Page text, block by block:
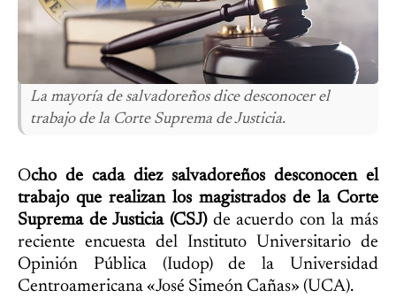
La mayoría de salvadoreños dice desconocer el
trabajo de la Corte Suprema de Justicia.
Ocho de cada diez salvadoreños desconocen el
trabajo que realizan los magistrados de la Corte
Suprema de Justicia (CSJ)de acuerdo con la más
reciente encuesta del Instituto Universitario de
Opinión Pública (Iudop) de la Universidad
Centroamericana «José Simeón Cañas» (UCA).